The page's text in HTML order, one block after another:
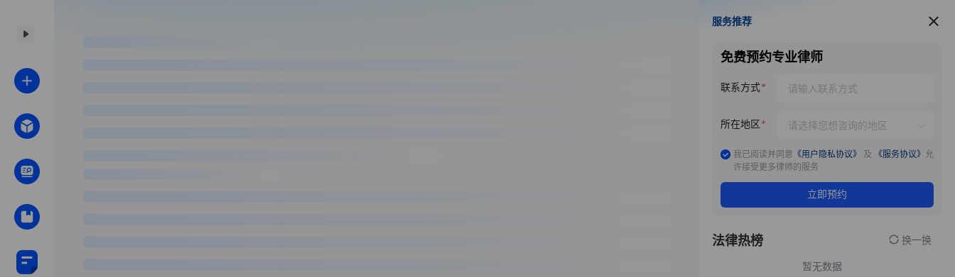
服务推荐
服务推荐
免费预约专业律师
联系方式
所在地区
我已阅读并同意 《用户隐私协议》 及 《服务协议》 允
许接受更多律师的服务
立即预约
法律热榜 换一换
暂无数据